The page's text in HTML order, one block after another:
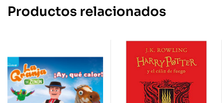
Productos relacionados